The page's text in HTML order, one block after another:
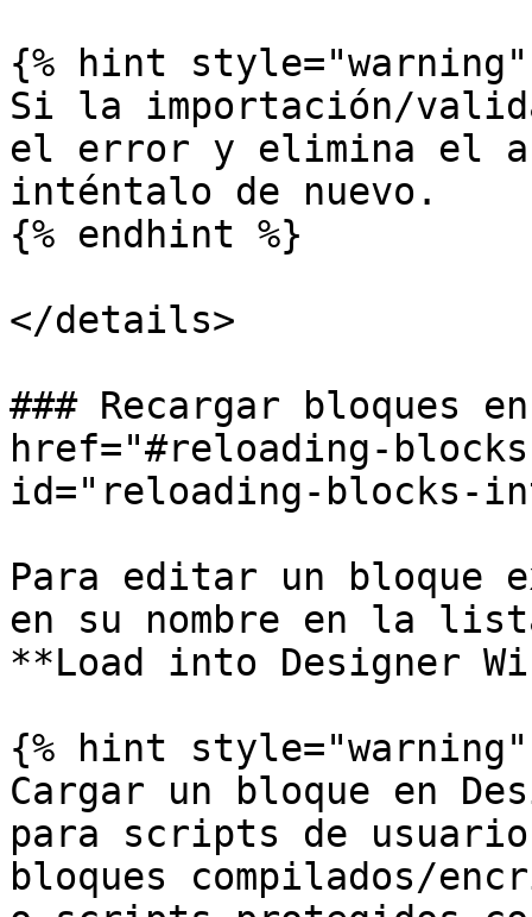
{% hint style="warning"
Si la importación/
el error y elimina el
inténtalo de nuevo.
{% endhint %}
</details>
### Recargar bloques
href="#reloading-
id="reloading-blocks-
Para editar un bloque
en su nombre en la
**Load into Designer
{% hint style="warning"
Cargar un bloque en
para scripts de
bloques compilados/